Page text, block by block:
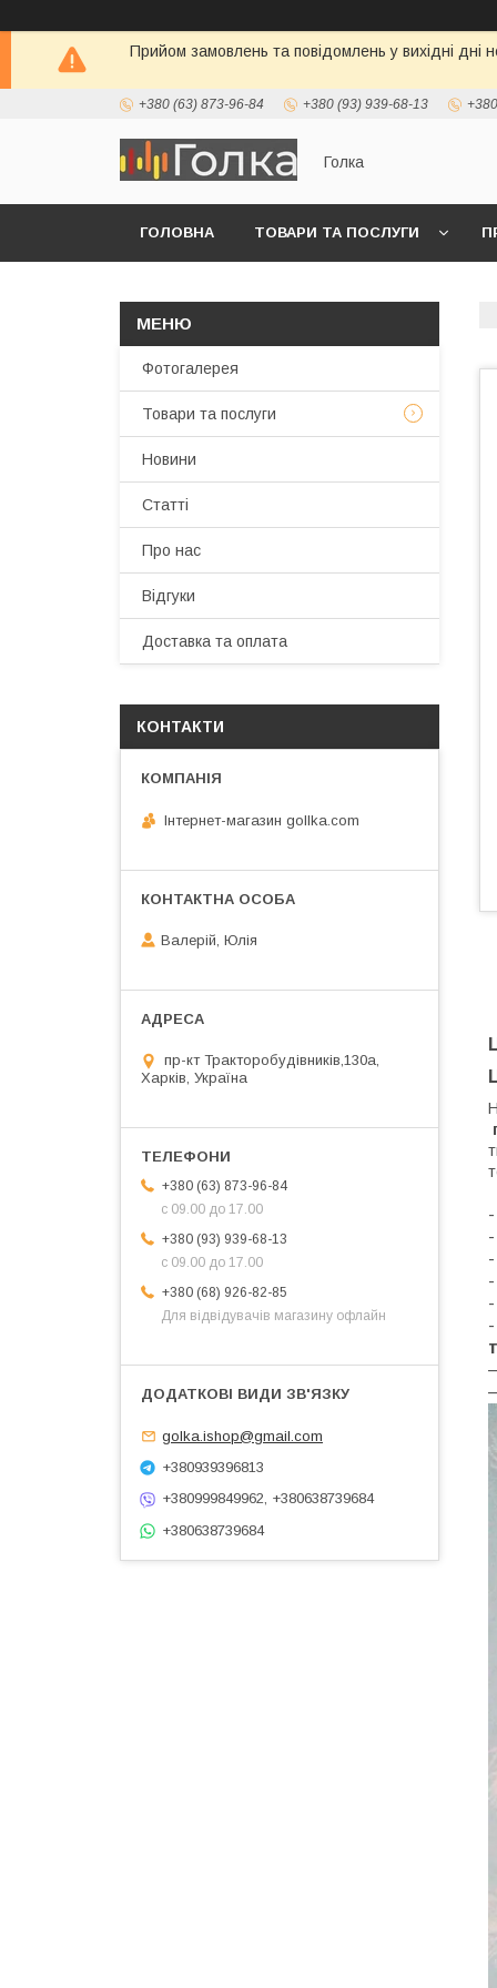
Прийом замовлень та повідомлень у вихідні
+380 (63) 873-96-84 +380 (93) 939-68-13
Голка
ГОЛОВНА ТОВАРИ ТА ПОСЛУГИ
-
-
-
Фотогалерея
Товари та послуги
Новини
Статті
Про нас
Відгуки
Доставка та оплата
КОНТАКТИ
Інтернет-магазин gollka.com
Валерій, Юлія
пр-кт Тракторобудівників,130а,
Харків, Україна
+380 (63) 873-96-84
с 09.00 до 17.00
+380 (93) 939-68-13
с 09.00 до 17.00
+380 (68) 926-82-85
Для відвідувачів магазину офлайн
golka.ishop@gmail.com
+380939396813
+380999849962, +380638739684
+380638739684